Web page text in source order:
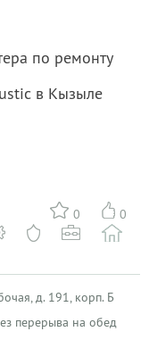
по ремонту
в Кызыле
0 0
д. 191, корп. Б
перерыва на обед